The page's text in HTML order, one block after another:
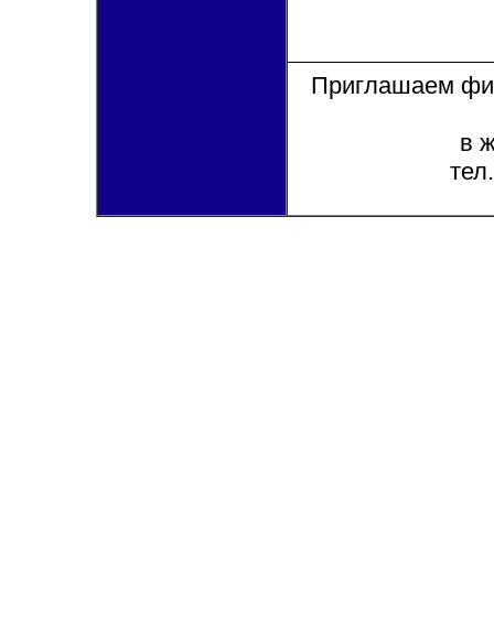
Приглашаем
в